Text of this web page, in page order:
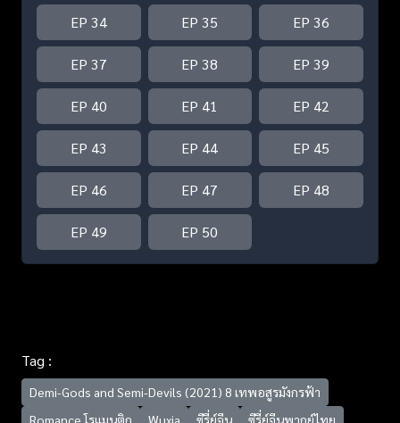
EP 34 EP 35 EP 36
EP 37 EP 38 EP 39
EP 40 EP 41 EP 42
EP 43 EP 44 EP 45
EP 46 EP 47 EP 48
EP 49 EP 50
Tag :
Demi-Gods and Semi-Devils (2021) 8 เทพอสูรมังกรฟ้า
Romance โรแมนติก
Wuxia ซีรี่ย์จีน
ซีรี่ย์จีนพากย์ไทย